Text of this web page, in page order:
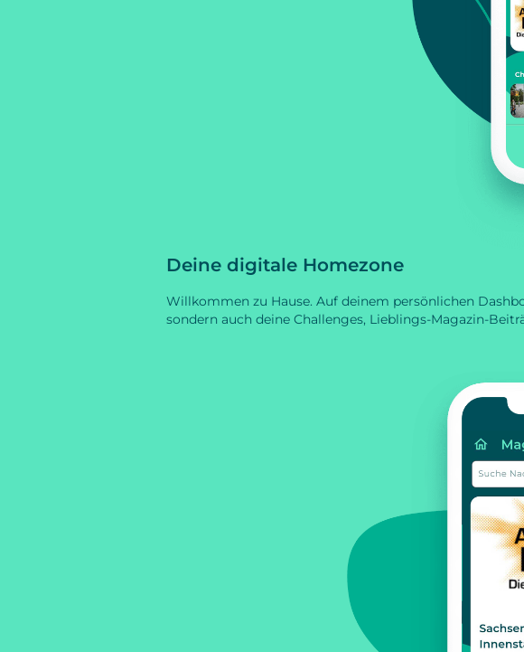
Deine digitale Homezone
Willkommen zu Hause. Auf deinem persönlichen
sondern auch deine Challenges, Lieblings-Magazin-